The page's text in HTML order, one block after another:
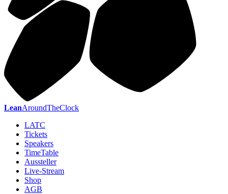
LeanAroundTheClock
LATC
Tickets
Speakers
TimeTable
Aussteller
Live-Stream
Shop
AGB